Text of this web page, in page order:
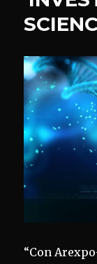
“Con